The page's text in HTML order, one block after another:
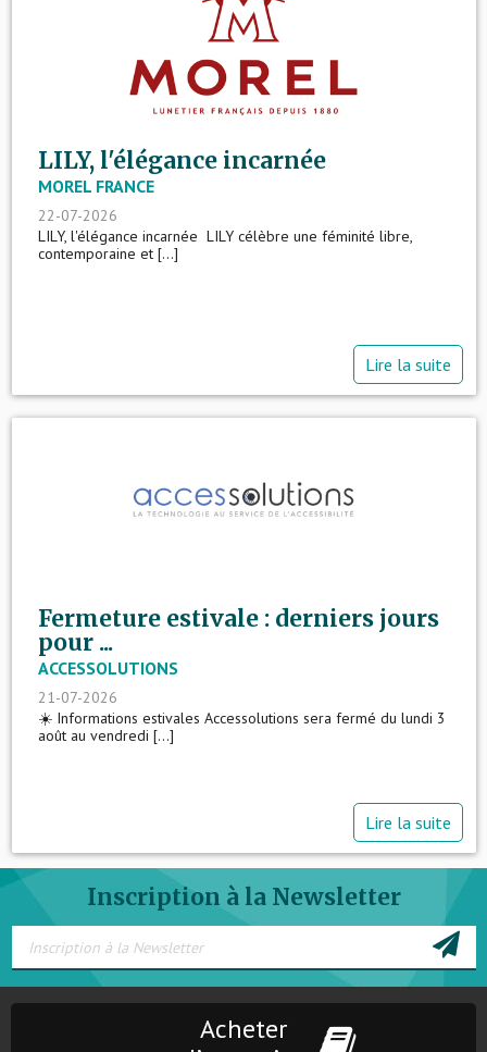
LILY, l'élégance incarnée
MOREL FRANCE
22-07-2026
LILY, l'élégance incarnée LILY célèbre une féminité libre,
contemporaine et [...]
Lire la suite
Fermeture estivale : derniers jours
pour ...
ACCESSOLUTIONS
21-07-2026
☀️ Informations estivales Accessolutions sera fermé du lundi 3
août au vendredi [...]
Lire la suite
Inscription à la Newsletter
Acheter